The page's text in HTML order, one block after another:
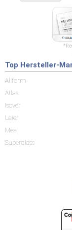
Top Hersteller-
Allform
Atlas
Isover
Laier
Mea
Superglass